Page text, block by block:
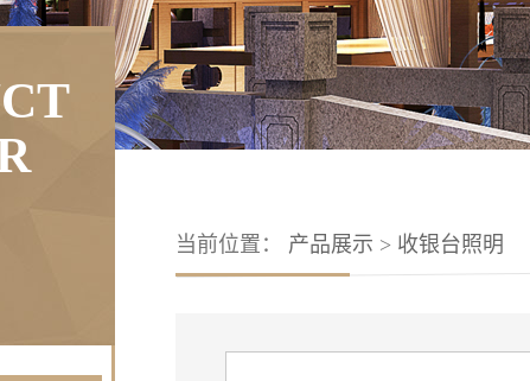
当前位置： 产品展示 > 收银台照明